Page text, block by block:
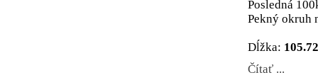
Posledná
Pekný okruh
Dĺžka:
Čítať ...